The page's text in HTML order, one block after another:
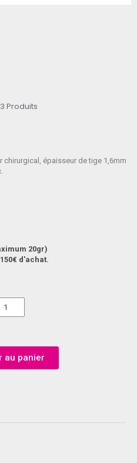
3 Produits
chirurgical, épaisseur de tige 1,6mm
20gr)
d'achat.
au panier